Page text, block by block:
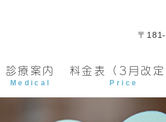
〒
診療案内
Medical
料金表（3月改定
Price